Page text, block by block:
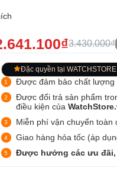
3.430.000₫
Đặc quyền tại WATCHSTORE
Được đảm bảo chất lượng
Được đổi trả sản phẩm
điều kiện của
Miễn phí vận chuyển toàn
Giao hàng hỏa tốc (áp
Được hưởng các ưu đãi,